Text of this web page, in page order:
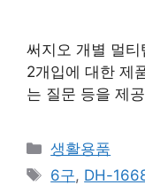
써지오 개별 멀
2개입에 대한 제
는 질문 등을 제
카
테
생활용품
태
6구, DH-